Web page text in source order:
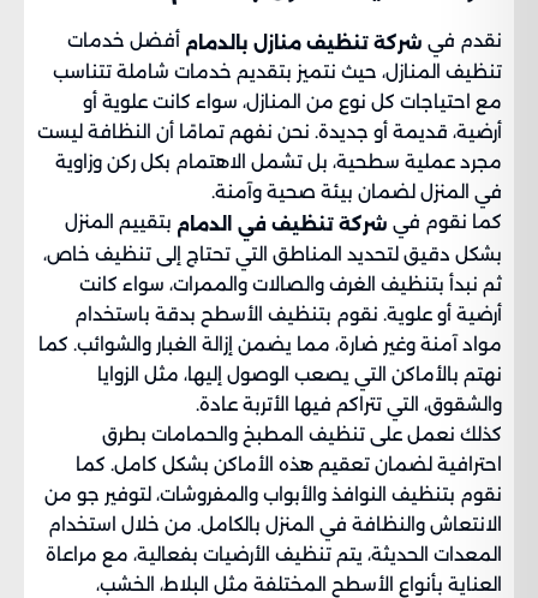
نقدم في شركة تنظيف منازل بالدمام أفضل خدمات
تنظيف المنازل، حيث نتميز بتقديم خدمات شاملة تتناسب
مع احتياجات كل نوع من المنازل، سواء كانت علوية أو
أرضية، قديمة أو جديدة. نحن نفهم تمامًا أن النظافة ليست
مجرد عملية سطحية، بل تشمل الاهتمام بكل ركن وزاوية
في المنزل لضمان بيئة صحية وآمنة.
كما نقوم في شركة تنظيف في الدمام بتقييم المنزل
بشكل دقيق لتحديد المناطق التي تحتاج إلى تنظيف خاص،
ثم نبدأ بتنظيف الغرف والصالات والممرات، سواء كانت
أرضية أو علوية. نقوم بتنظيف الأسطح بدقة باستخدام
مواد آمنة وغير ضارة، مما يضمن إزالة الغبار والشوائب. كما
نهتم بالأماكن التي يصعب الوصول إليها، مثل الزوايا
والشقوق، التي تتراكم فيها الأتربة عادة.
كذلك نعمل على تنظيف المطبخ والحمامات بطرق
احترافية لضمان تعقيم هذه الأماكن بشكل كامل. كما
نقوم بتنظيف النوافذ والأبواب والمفروشات، لتوفير جو من
الانتعاش والنظافة في المنزل بالكامل. من خلال استخدام
المعدات الحديثة، يتم تنظيف الأرضيات بفعالية، مع مراعاة
العناية بأنواع الأسطح المختلفة مثل البلاط، الخشب،